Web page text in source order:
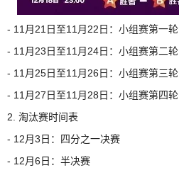
- 11月21日至11月22日：小组赛第一轮
- 11月23日至11月24日：小组赛第二轮
- 11月25日至11月26日：小组赛第三轮
- 11月27日至11月28日：小组赛第四轮
2. 淘汰赛时间表
- 12月3日：四分之一决赛
- 12月6日：半决赛